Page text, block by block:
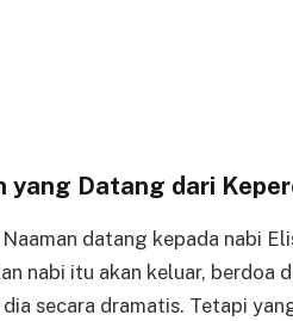
yang Datang dari
datang kepada nabi
nabi itu akan keluar, berdoa
secara dramatis. Tetapi